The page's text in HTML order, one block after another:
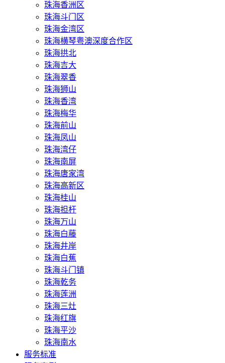
珠海香洲区
珠海斗门区
珠海金湾区
珠海横琴粤澳深度合作区
珠海拱北
珠海吉大
珠海翠香
珠海狮山
珠海香湾
珠海梅华
珠海前山
珠海凤山
珠海湾仔
珠海南屏
珠海唐家湾
珠海高新区
珠海桂山
珠海担杆
珠海万山
珠海白藤
珠海井岸
珠海白蕉
珠海斗门镇
珠海乾务
珠海莲洲
珠海三灶
珠海红旗
珠海平沙
珠海南水
服务标准